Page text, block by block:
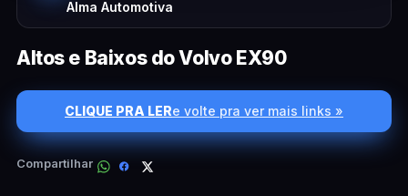
Alma Automotiva
Altos e Baixos do Volvo EX90
CLIQUE PRA LERe volte pra ver mais links »
Compartilhar